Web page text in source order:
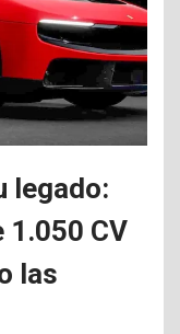
legado:
CV
las